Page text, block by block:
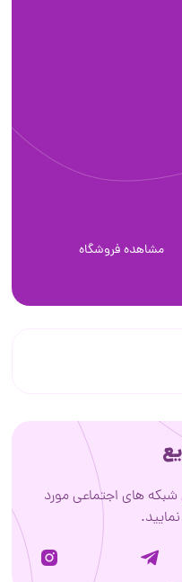
مشاهده فروشگاه
های اجتماعی مورد